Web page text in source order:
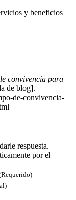
y beneficios
convivencia para
de blog].
de-convivencia-
respuesta.
por el